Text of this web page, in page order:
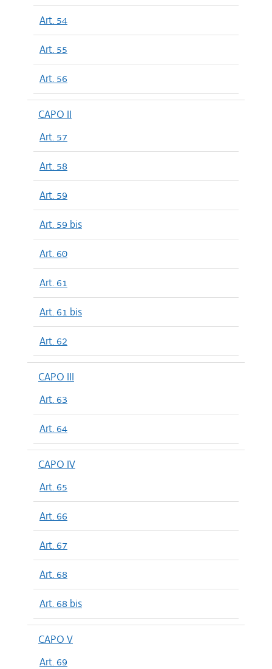
Art. 54
Art. 55
Art. 56
CAPO II
Art. 57
Art. 58
Art. 59
Art. 59 bis
Art. 60
Art. 61
Art. 61 bis
Art. 62
CAPO III
Art. 63
Art. 64
CAPO IV
Art. 65
Art. 66
Art. 67
Art. 68
Art. 68 bis
CAPO V
Art. 69